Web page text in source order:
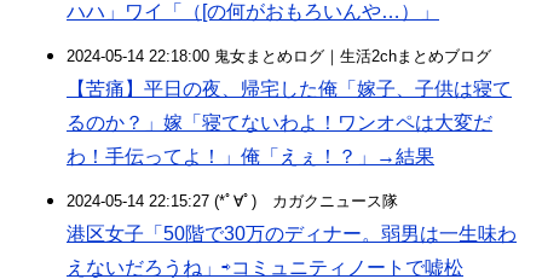
ハハ」ワイ「（[の何がおもろいんや…）」
2024-05-14 22:18:00 鬼女まとめログ｜生活2chまとめブログ
【苦痛】平日の夜、帰宅した俺「嫁子、子供は寝て
るのか？」嫁「寝てないわよ！ワンオペは大変だ
わ！手伝ってよ！」俺「えぇ！？」→結果
2024-05-14 22:15:27 (*ﾟ∀ﾟ)ゞカガクニュース隊
港区女子「50階で30万のディナー。弱男は一生味わ
えないだろうね」⇨コミュニティノートで嘘松